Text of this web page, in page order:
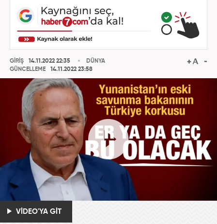
GİRİŞ
14.11.2022 22:35
GÜNCELLEME
14.11.2022 23:58
DÜNYA
VİDEO'YA GİT